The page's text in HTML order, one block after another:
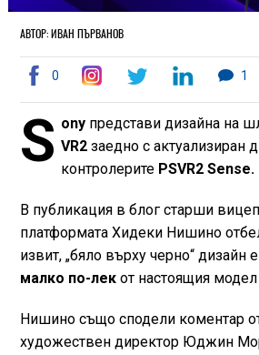
АВТОР: ИВАН ПЪРВАНОВ
0 1
S ony представи дизайна на
VR2 заедно с актуализиран
контролерите PSVR2 Sense.
В публикация в блог старши
платформата Хидеки Нишино
извит, „бяло върху черно“ дизайн е
малко по-лекот настоящия модел
Нишино също сподели коментар
художествен директор Юджин